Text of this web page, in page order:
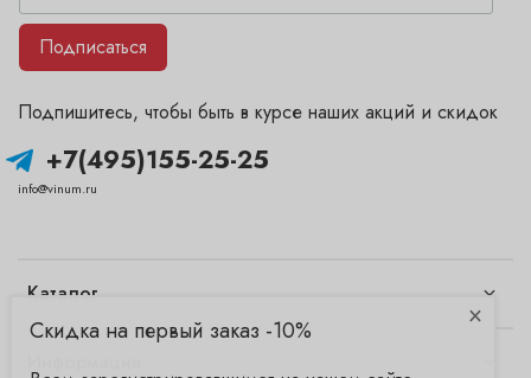
Каталог
+7(495)155-25-25
info@vinum.ru
Подпишитесь, чтобы быть в курсе наших акций и скидок
Подписаться
×
Скидка на первый заказ -10%